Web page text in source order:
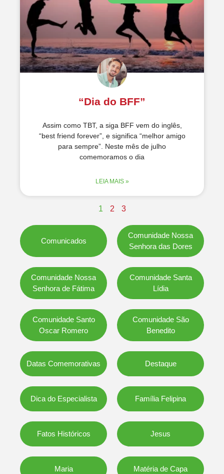
“Dia do BFF”
Assim como TBT, a siga BFF vem do inglês,
“best friend forever”, e significa “melhor amigo
para sempre”. Neste mês de julho
comemoramos o dia
LEIA MAIS »
1 2 3
Comunicados
Comunidade Nossa
Senhora das Dores
Comunidade Nossa
Senhora de Fátima
Comunidade Santa
Lídia
Comunidade Santo
Oscar Romero
Comunidade São
Benedito
Datas Comemorativas Destaque
Dica do Especialista Família Felipina
Fatos Históricos Jesus
Maria Matéria de Capa